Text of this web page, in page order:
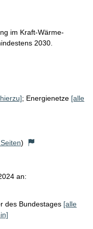
im Kraft-Wärme-
2030.
; Energienetze [alle
)
an:
des Bundestages [alle